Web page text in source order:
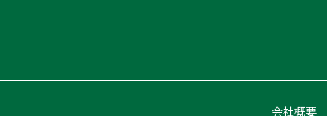
会社概要